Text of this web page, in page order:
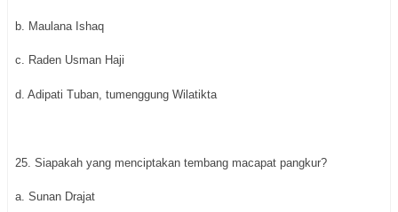
b. Maulana Ishaq
c. Raden Usman Haji
d. Adipati Tuban, tumenggung Wilatikta
25. Siapakah yang menciptakan tembang macapat pangkur?
a. Sunan Drajat